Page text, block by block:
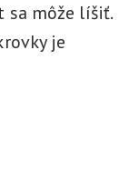
sa môže líšiť.
je